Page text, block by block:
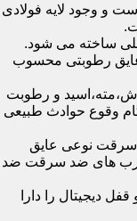
و وجود لایه فولادی
ساخته می شود.
رطوبتی محسوب
و رطوبت
وقوع حوادث طبیعی
سرقت نوعی عایق
درب های ضد سرقت ضد
دیجیتال را دارا